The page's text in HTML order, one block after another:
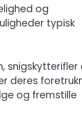
og
typisk
snigskytterifler
deres
og fremstille